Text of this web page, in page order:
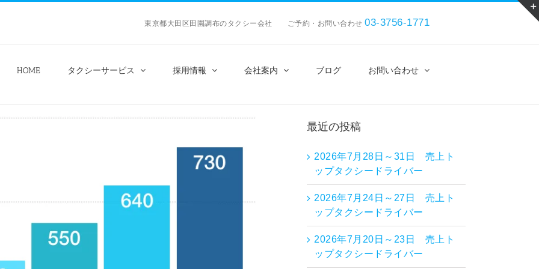
東京都大田区田園調布のタクシー会社 ご予約・お問い合わせ 03-3756-1771
HOME タクシーサービス 採用情報 会社案内 ブログ お問い合わせ
最近の投稿
2026年7月28日～31日 売上ト
ップタクシードライバー
2026年7月24日～27日 売上ト
ップタクシードライバー
2026年7月20日～23日 売上ト
ップタクシードライバー